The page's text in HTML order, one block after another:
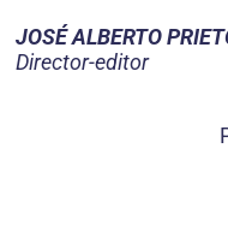
JOSÉ ALBERTO
Director-editor